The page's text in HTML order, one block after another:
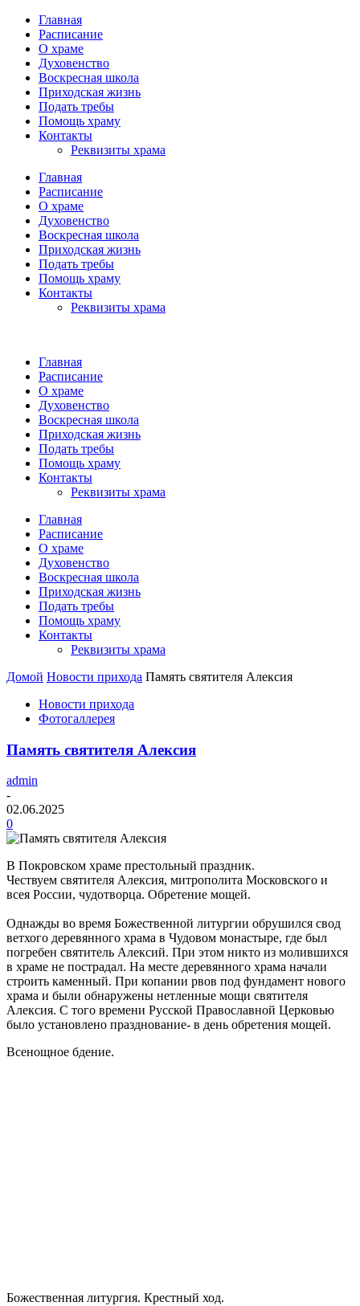
Главная
Расписание
О храме
Духовенство
Воскресная школа
Приходская жизнь
Подать требы
Помощь храму
Контакты
Реквизиты храма
Главная
Расписание
О храме
Духовенство
Воскресная школа
Приходская жизнь
Подать требы
Помощь храму
Контакты
Реквизиты храма
Главная
Расписание
О храме
Духовенство
Воскресная школа
Приходская жизнь
Подать требы
Помощь храму
Контакты
Реквизиты храма
Главная
Расписание
О храме
Духовенство
Воскресная школа
Приходская жизнь
Подать требы
Помощь храму
Контакты
Реквизиты храма
Домой Новости прихода Память святителя Алексия
Новости прихода
Фотогаллерея
Память святителя Алексия
admin
-
02.06.2025
0
В Покровском храме престольный праздник.
Чествуем святителя Алексия, митрополита Московского и
всея России, чудотворца. Обретение мощей.
Однажды во время Божественной литургии обрушился свод
ветхого деревянного храма в Чудовом монастыре, где был
погребен святитель Алексий. При этом никто из молившихся
в храме не пострадал. На месте деревянного храма начали
строить каменный. При копании рвов под фундамент нового
храма и были обнаружены нетленные мощи святителя
Алексия. С того времени Русской Православной Церковью
было установлено празднование- в день обретения мощей.
Всенощное бдение.
Божественная литургия. Крестный ход.